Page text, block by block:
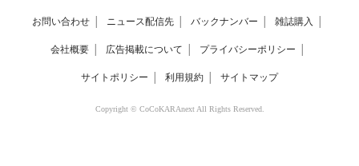
お問い合わせ ニュース配信先 バックナンバー 雑誌購入
会社概要 広告掲載について プライバシーポリシー
サイトポリシー 利用規約 サイトマップ
Copyright © CoCoKARAnext All Rights Reserved.